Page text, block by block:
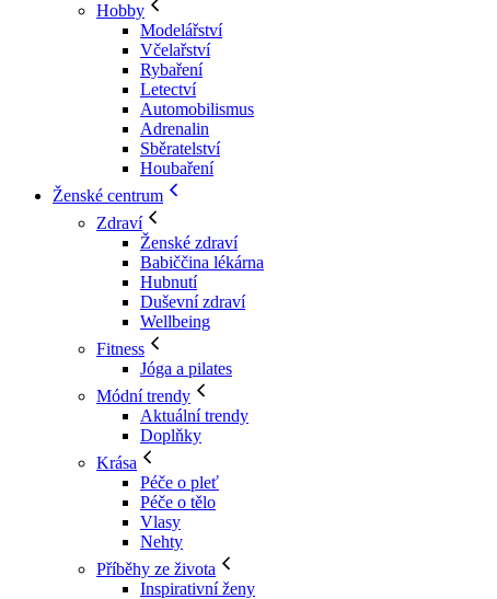
Hobby
Modelářství
Včelařství
Rybaření
Letectví
Automobilismus
Adrenalin
Sběratelství
Houbaření
Ženské centrum
Zdraví
Ženské zdraví
Babiččina lékárna
Hubnutí
Duševní zdraví
Wellbeing
Fitness
Jóga a pilates
Módní trendy
Aktuální trendy
Doplňky
Krása
Péče o pleť
Péče o tělo
Vlasy
Nehty
Příběhy ze života
Inspirativní ženy